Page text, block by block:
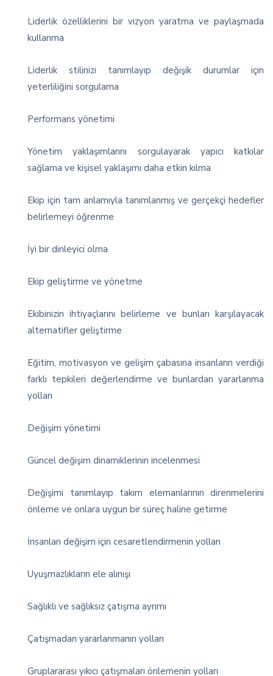
Liderlik özelliklerini bir vizyon yaratma ve paylaşmada
kullanma
Liderlik stilinizi tanımlayıp değişik durumlar için
yeterliliğini sorgulama
Performans yönetimi
Yönetim yaklaşımlarını sorgulayarak yapıcı katkılar
sağlama ve kişisel yaklaşımı daha etkin kılma
Ekip için tam anlamıyla tanımlanmış ve gerçekçi hedefler
belirlemeyi öğrenme
İyi bir dinleyici olma
Ekip geliştirme ve yönetme
Ekibinizin ihtiyaçlarını belirleme ve bunları karşılayacak
alternatifler geliştirme
Eğitim, motivasyon ve gelişim çabasına insanların verdiği
farklı tepkileri değerlendirme ve bunlardan yararlanma
yolları
Değişim yönetimi
Güncel değişim dinamiklerinin incelenmesi
Değişimi tanımlayıp takım elemanlarının direnmelerini
önleme ve onlara uygun bir süreç haline getirme
İnsanları değişim için cesaretlendirmenin yolları
Uyuşmazlıkların ele alınışı
Sağlıklı ve sağlıksız çatışma ayrımı
Çatışmadan yararlanmanın yolları
Gruplararası yıkıcı çatışmaları önlemenin yolları